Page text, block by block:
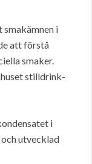
smakämnen i
att förstå
smaker.
stilldrink-
i
och utvecklad